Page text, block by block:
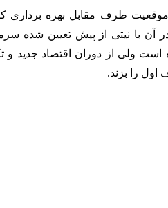
طرف مقابل بهره برداری
با نیتی از پیش تعیین شده
است ولی از دوران اقتصاد جدید و